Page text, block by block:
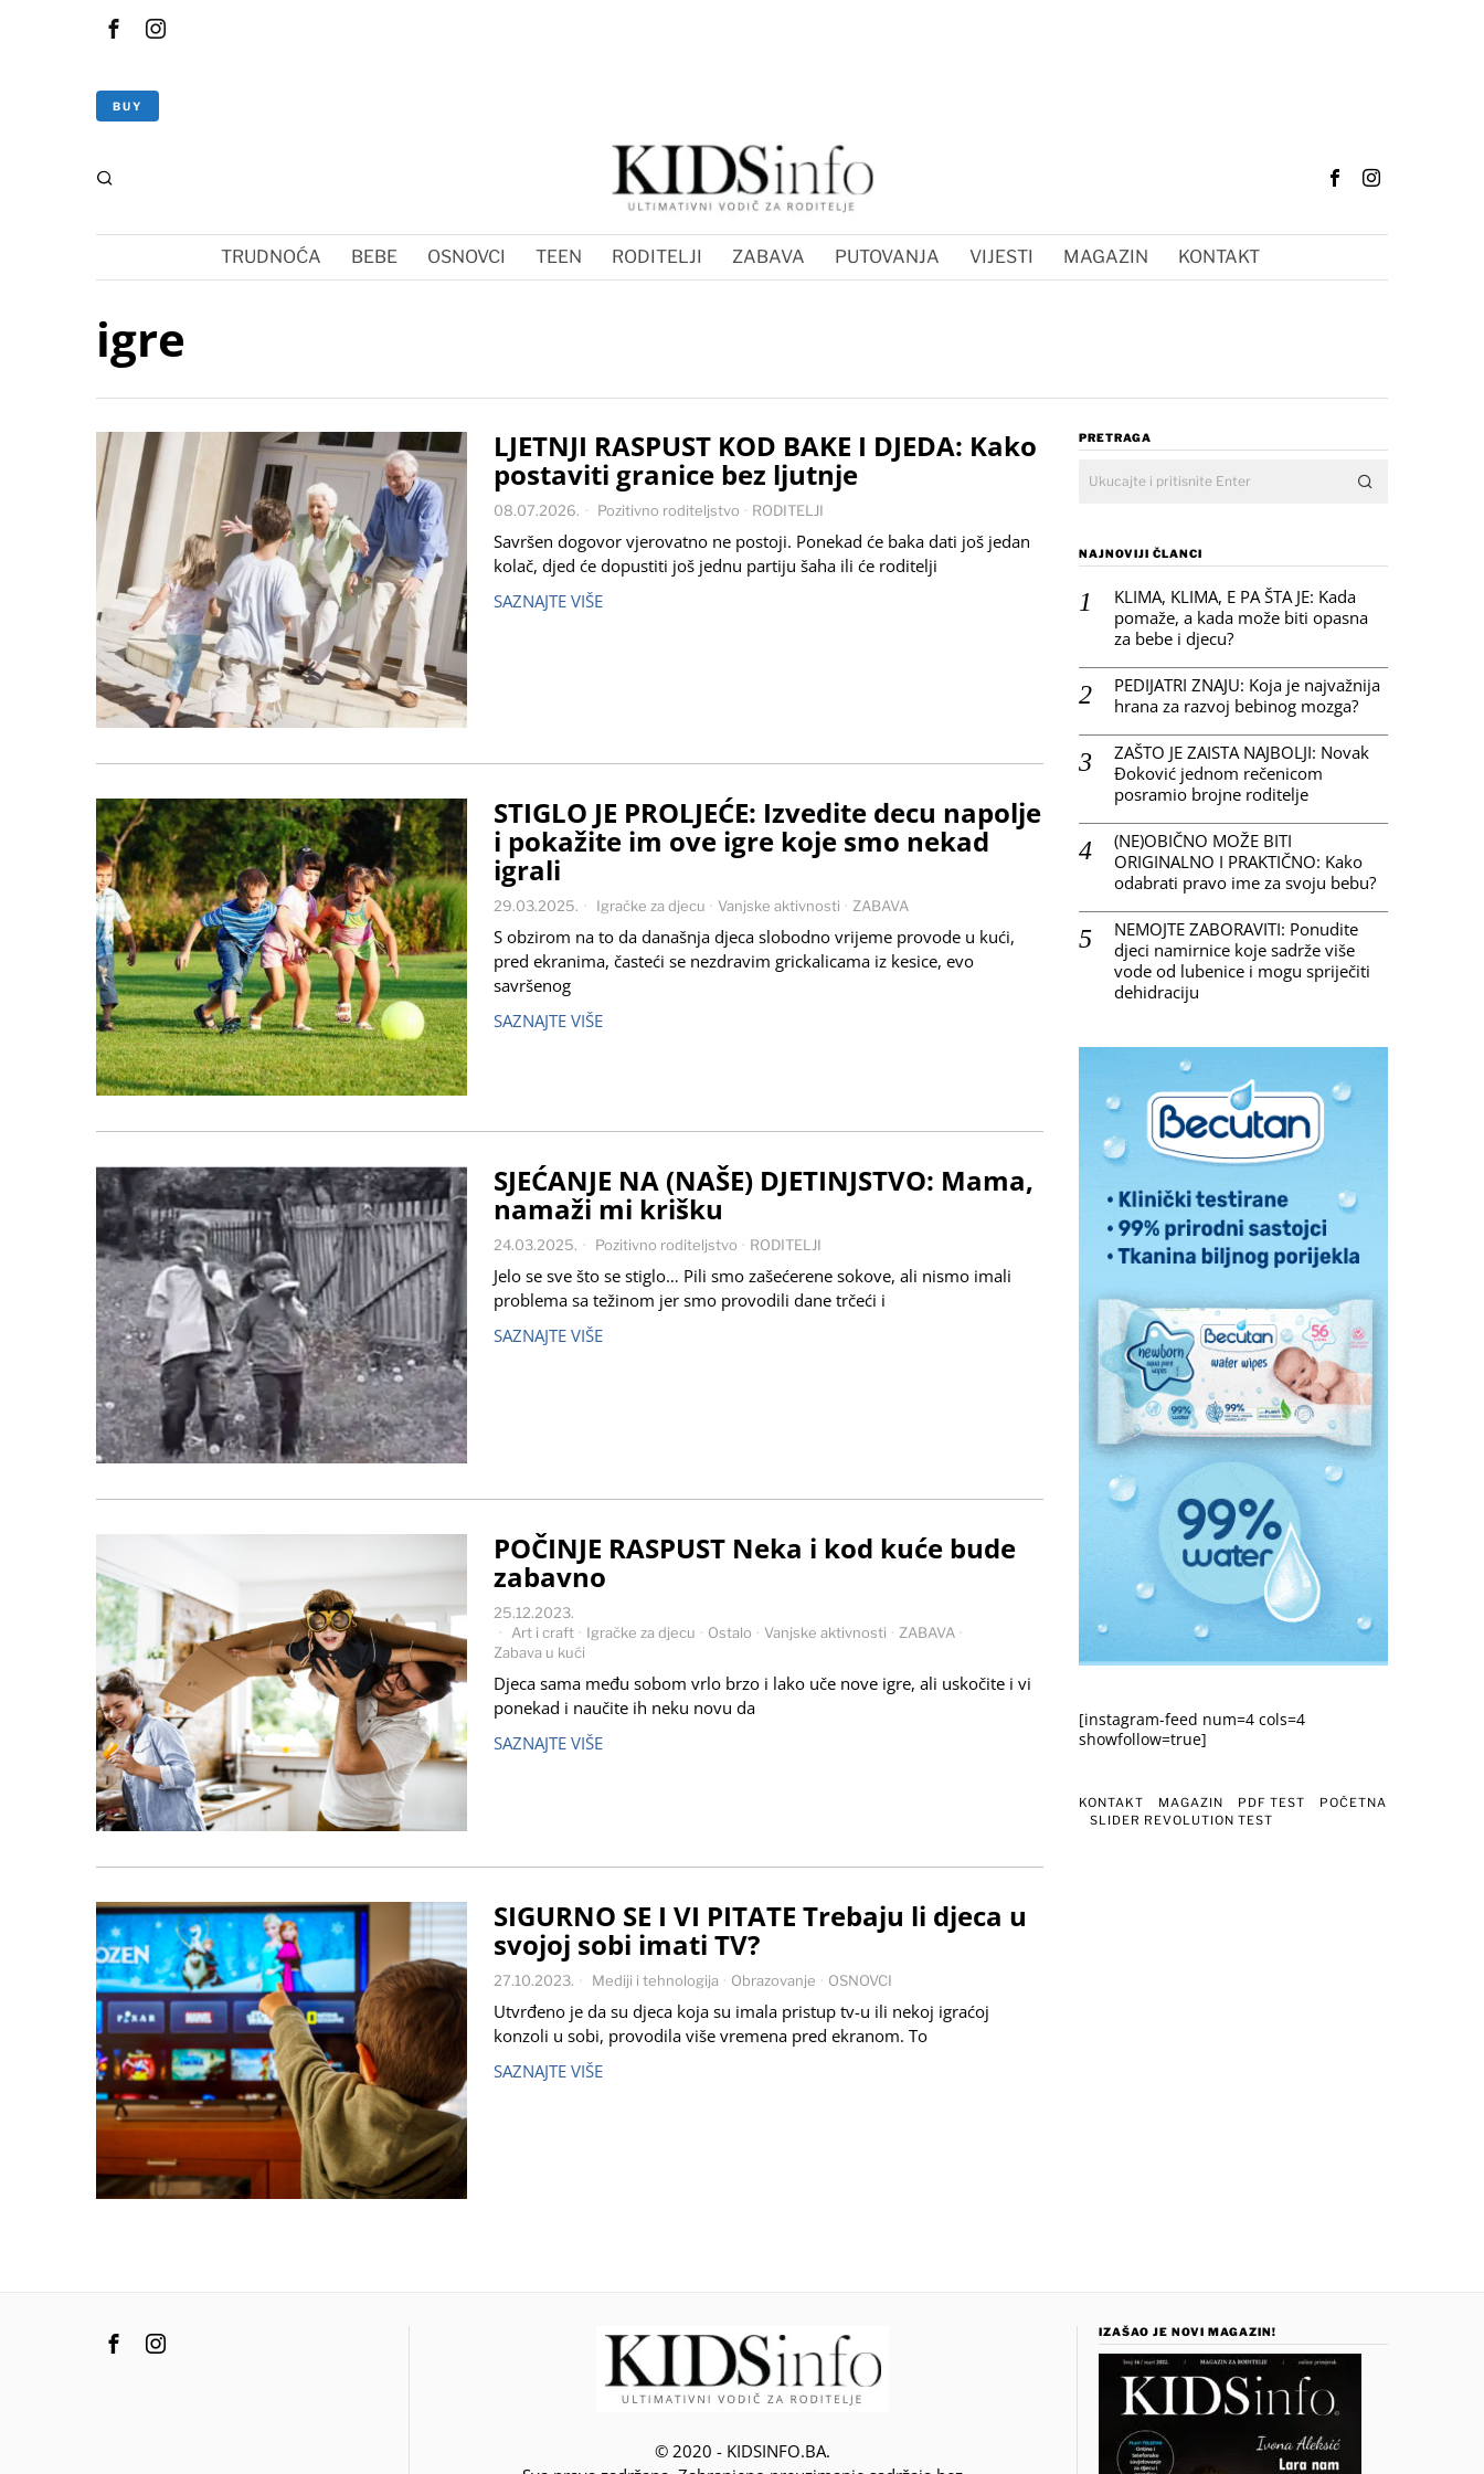
BUY
TRUDNOĆA BEBE OSNOVCI TEEN RODITELJI ZABAVA PUTOVANJA VIJESTI MAGAZIN KONTAKT
igre
LJETNJI RASPUST KOD BAKE I DJEDA: Kako
postaviti granice bez ljutnje
08.07.2026. Pozitivno roditeljstvo · RODITELJI
Savršen dogovor vjerovatno ne postoji. Ponekad će baka dati još jedan
kolač, djed će dopustiti još jednu partiju šaha ili će roditelji
SAZNAJTE VIŠE
STIGLO JE PROLJEĆE: Izvedite decu napolje
i pokažite im ove igre koje smo nekad
igrali
29.03.2025. Igračke za djecu · Vanjske aktivnosti · ZABAVA
S obzirom na to da današnja djeca slobodno vrijeme provode u kući,
pred ekranima, časteći se nezdravim grickalicama iz kesice, evo
savršenog
SAZNAJTE VIŠE
SJEĆANJE NA (NAŠE) DJETINJSTVO: Mama,
namaži mi krišku
24.03.2025. Pozitivno roditeljstvo · RODITELJI
Jelo se sve što se stiglo… Pili smo zašećerene sokove, ali nismo imali
problema sa težinom jer smo provodili dane trčeći i
SAZNAJTE VIŠE
POČINJE RASPUST Neka i kod kuće bude
zabavno
25.12.2023.
Art i craft · Igračke za djecu · Ostalo · Vanjske aktivnosti · ZABAVA ·
Zabava u kući
Djeca sama među sobom vrlo brzo i lako uče nove igre, ali uskočite i vi
ponekad i naučite ih neku novu da
SAZNAJTE VIŠE
SIGURNO SE I VI PITATE Trebaju li djeca u
svojoj sobi imati TV?
27.10.2023. Mediji i tehnologija · Obrazovanje · OSNOVCI
Utvrđeno je da su djeca koja su imala pristup tv-u ili nekoj igraćoj
konzoli u sobi, provodila više vremena pred ekranom. To
SAZNAJTE VIŠE
PRETRAGA
NAJNOVIJI ČLANCI
KLIMA, KLIMA, E PA ŠTA JE: Kada
pomaže, a kada može biti opasna
za bebe i djecu?
PEDIJATRI ZNAJU: Koja je najvažnija
hrana za razvoj bebinog mozga?
ZAŠTO JE ZAISTA NAJBOLJI: Novak
Đoković jednom rečenicom
posramio brojne roditelje
(NE)OBIČNO MOŽE BITI
ORIGINALNO I PRAKTIČNO: Kako
odabrati pravo ime za svoju bebu?
NEMOJTE ZABORAVITI: Ponudite
djeci namirnice koje sadrže više
vode od lubenice i mogu spriječiti
dehidraciju
[instagram-feed num=4 cols=4
showfollow=true]
KONTAKT MAGAZIN PDF TEST
POČETNA
SLIDER REVOLUTION TEST
© 2020 - KIDSINFO.BA.
IZAŠAO JE NOVI MAGAZIN!